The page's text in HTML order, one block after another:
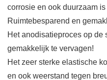
corrosie en ook duurzaam is
Ruimtebesparend en
Het anodisatieproces op de
gemakkelijk te vervagen!
Het zeer sterke elastische
en ook weerstand tegen